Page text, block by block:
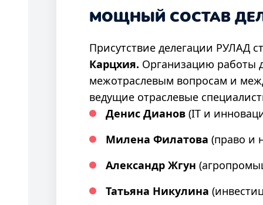
МОЩНЫЙ СОСТАВ
Присутствие делегации РУЛАД
Карцхия. Организацию работы
межотраслевым вопросам и
ведущие отраслевые
Денис Дианов (IT и
Милена Филатова (право и
Александр Жгун
Татьяна Никулина